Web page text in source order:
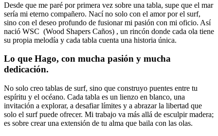
Desde que me paré por primera vez sobre una tabla, supe que el mar
sería mi eterno compañero. Nací no solo con el amor por el surf,
sino con el deseo profundo de fusionar mi pasión con mi oficio. Así
nació WSC (Wood Shapers Caños) , un rincón donde cada ola tiene
su propia melodía y cada tabla cuenta una historia única.
Lo que Hago, con mucha pasión y mucha
dedicación.
No solo creo tablas de surf, sino que construyo puentes entre tu
espíritu y el océano. Cada tabla es un lienzo en blanco, una
invitación a explorar, a desafiar límites y a abrazar la libertad que
solo el surf puede ofrecer. Mi trabajo va más allá de esculpir madera;
es sobre crear una extensión de tu alma que baila con las olas.